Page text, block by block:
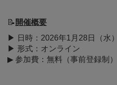
📝 開催概要
▶ 日時：2026年1月28日（水
▶ 形式：オンライン
▶ 参加費：無料（事前登録制）